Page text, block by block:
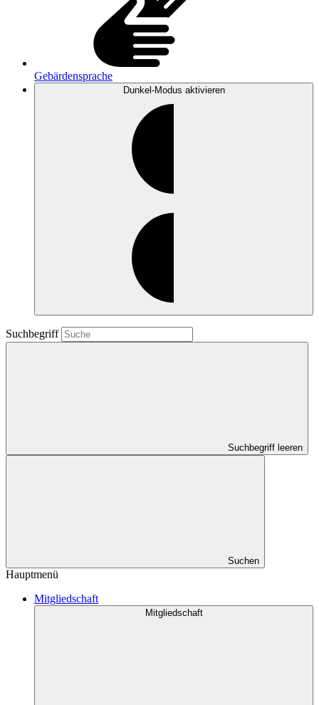
Gebärdensprache
Dunkel-Modus aktivieren
Suchbegriff
Suchbegriff leeren
Suchen
Hauptmenü
Mitgliedschaft
Mitgliedschaft